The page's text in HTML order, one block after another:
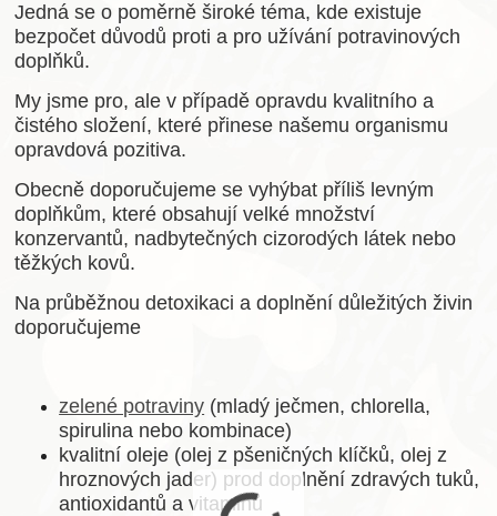
Jedná se o poměrně široké téma, kde existuje
bezpočet důvodů proti a pro užívání potravinových
doplňků.
My jsme pro, ale v případě opravdu kvalitního a
čistého složení, které přinese našemu organismu
opravdová pozitiva.
Obecně doporučujeme se vyhýbat příliš levným
doplňkům, které obsahují velké množství
konzervantů, nadbytečných cizorodých látek nebo
těžkých kovů.
Na průběžnou detoxikaci a doplnění důležitých živin
doporučujeme
zelené potraviny (mladý ječmen, chlorella,
spirulina nebo kombinace)
kvalitní oleje (olej z pšeničných klíčků, olej z
hroznových jader) prod doplnění zdravých tuků,
antioxidantů a vitaminů